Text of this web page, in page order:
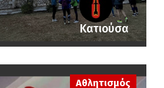
Κατιούσα
Αθλητισμός